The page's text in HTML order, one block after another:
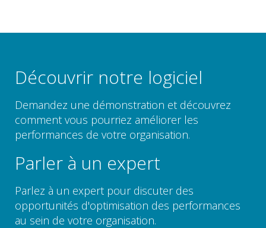
Découvrir notre logiciel
Demandez une démonstration et découvrez
comment vous pourriez améliorer les
performances de votre organisation.
Parler à un expert
Parlez à un expert pour discuter des
opportunités d'optimisation des performances
au sein de votre organisation.